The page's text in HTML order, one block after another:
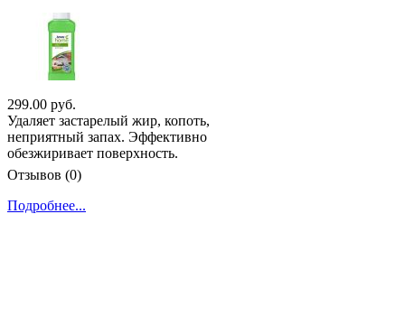
299.00 руб.
Удаляет застарелый жир, копоть,
неприятный запах. Эффективно
обезжиривает поверхность.
Отзывов (0)
Подробнее...